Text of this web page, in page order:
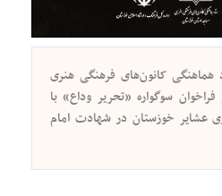
هماهنگی کانون‌های فرهنگی هنری
سوگواره «تحریر وداع» با
عشایر خوزستان در شهادت امام